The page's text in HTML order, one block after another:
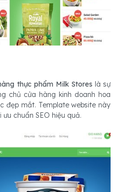
thực phẩm Milk Storeslà sự
chủ cửa hàng kinh doanh hoa
đẹp mắt. Template website này
chuẩn SEO hiệu quả.